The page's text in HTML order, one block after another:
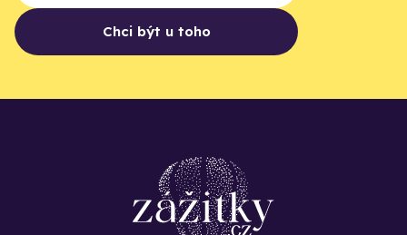
Chci být u toho